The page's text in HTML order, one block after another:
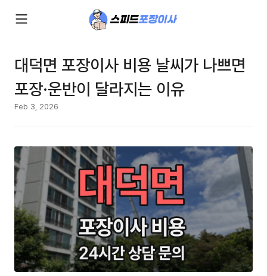
대덕면 포장이사 비용 날씨가 나쁘면
포장·운반이 달라지는 이유
Feb 3, 2026